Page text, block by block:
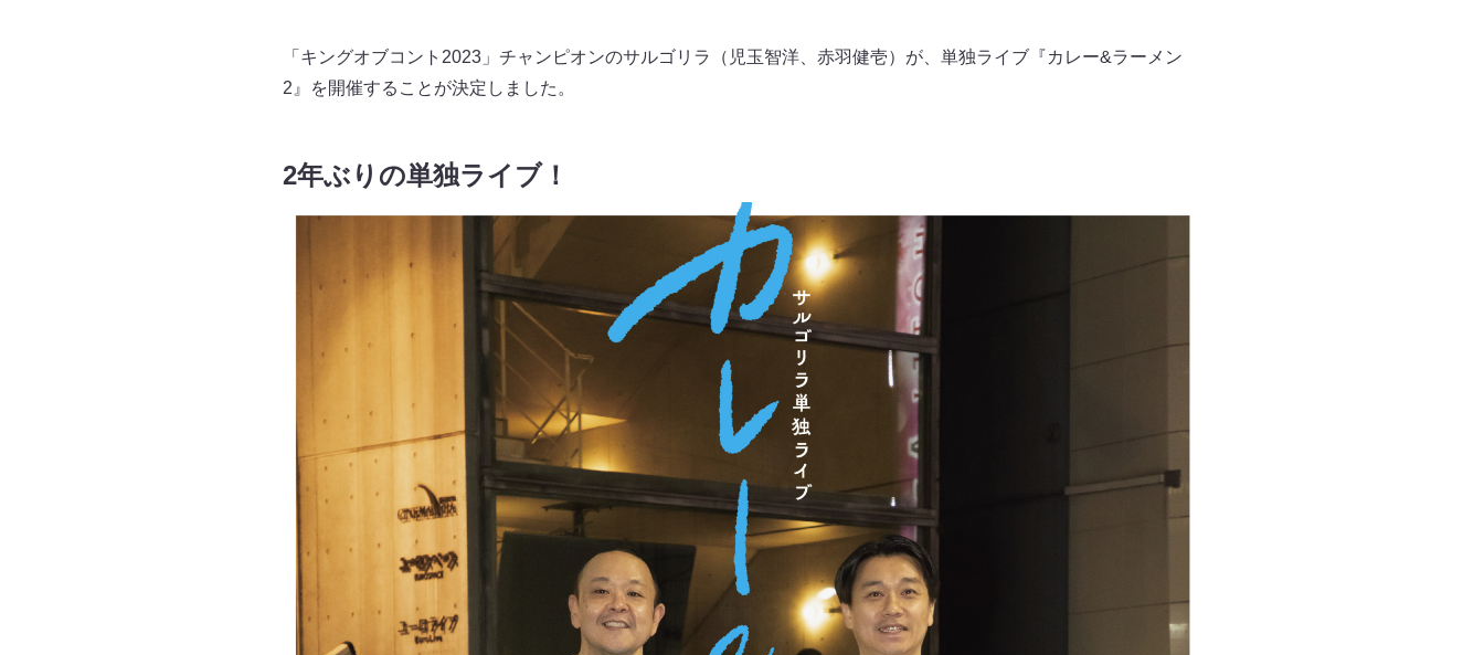
「キングオブコント2023」チャンピオンのサルゴリラ（児玉智洋、赤羽健壱）が、単独ライブ『カレー&ラーメン
2』を開催することが決定しました。
2年ぶりの単独ライブ！